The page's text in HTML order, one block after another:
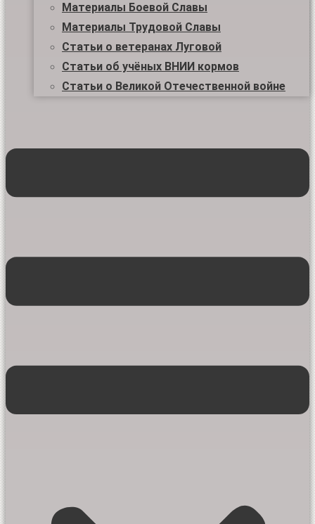
Материалы Боевой Славы
Материалы Трудовой Славы
Статьи о ветеранах Луговой
Статьи об учёных ВНИИ кормов
Статьи о Великой Отечественной войне